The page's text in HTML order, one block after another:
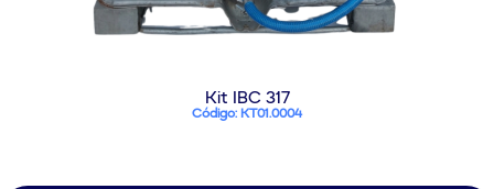
Kit IBC 317
Código: KT01.0004